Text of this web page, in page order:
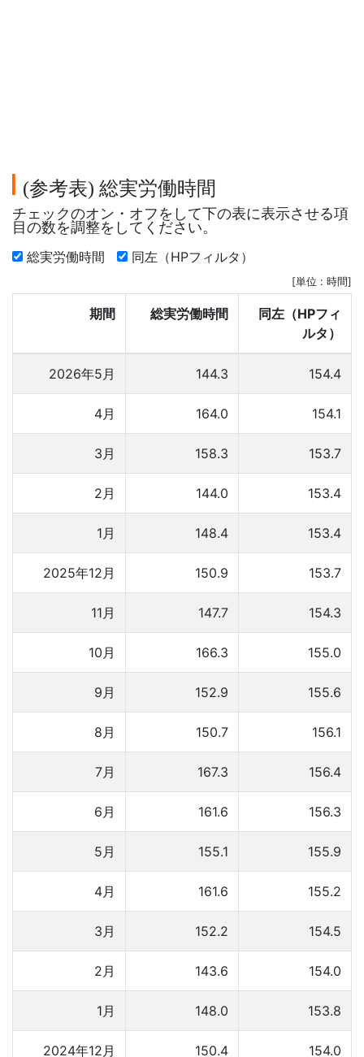
(参考表) 総実労働時間
チェックのオン・オフをして下の表に表示させる項
目の数を調整をしてください。
総実労働時間 同左（HPフィルタ）
[単位 : 時間]
期間 総実労働時間
同左（HPフィ
ルタ）
2026年5月 144.3 154.4
4月 164.0 154.1
3月 158.3 153.7
2月 144.0 153.4
1月 148.4 153.4
2025年12月 150.9 153.7
11月 147.7 154.3
10月 166.3 155.0
9月 152.9 155.6
8月 150.7 156.1
7月 167.3 156.4
6月 161.6 156.3
5月 155.1 155.9
4月 161.6 155.2
3月 152.2 154.5
2月 143.6 154.0
1月 148.0 153.8
2024年12月 150.4 154.0